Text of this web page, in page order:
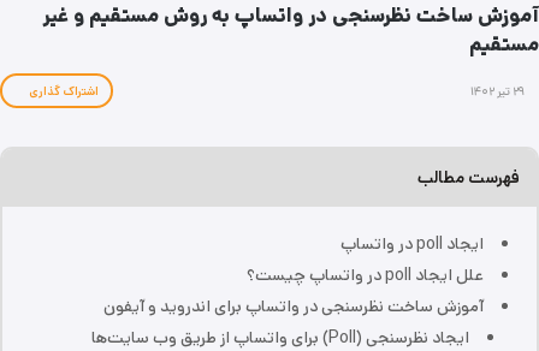
آموزش ساخت نظرسنجی در واتساپ به روش مستقیم و غیر
مستقیم
۲۹ تیر ۱۴۰۲ اشتراک گذاری
فهرست مطالب
ایجاد poll در واتساپ
علل ایجاد poll در واتساپ چیست؟
آموزش ساخت نظرسنجی در واتساپ برای اندروید و آیفون
ایجاد نظرسنجی (Poll) برای واتساپ از طریق وب سایت‌ها